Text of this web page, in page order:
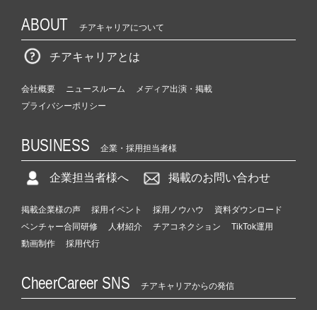
ABOUT チアキャリアについて
チアキャリアとは
会社概要 ニュースルーム
メディア出演・掲載
プライバシーポリシー
BUSINESS 企業・採用担当者様
企業担当者様へ 掲載のお問い合わせ
掲載企業様の声 採用イベント 採用ノウハウ
資料ダウンロード
ベンチャー合同研修
人材紹介 チアコネクション
TikTok運用
動画制作
採用代行
CheerCareer SNS チアキャリアからの発信